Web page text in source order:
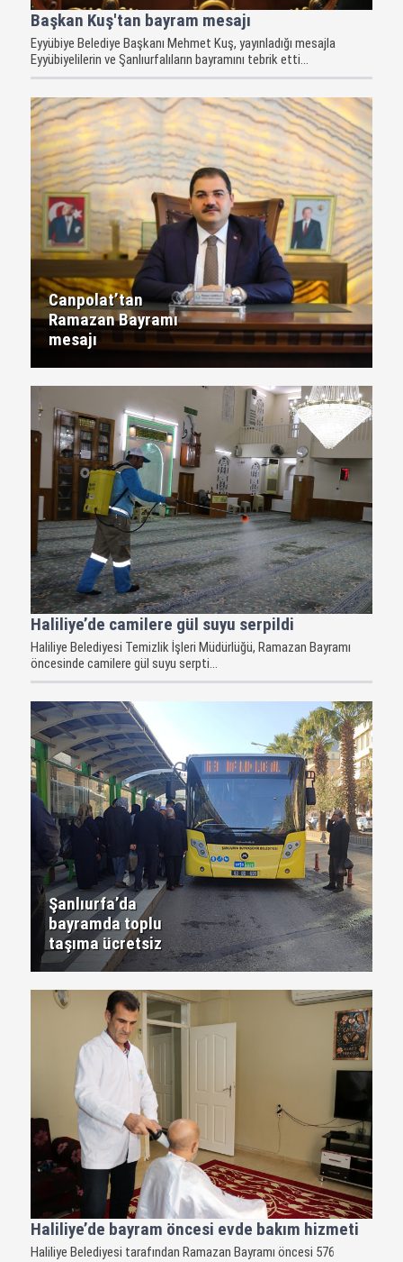
Başkan Kuş'tan bayram mesajı
Eyyübiye Belediye Başkanı Mehmet Kuş, yayınladığı mesajla
Eyyübiyelilerin ve Şanlıurfalıların bayramını tebrik etti...
Canpolat’tan
Ramazan Bayramı
mesajı
Haliliye’de camilere gül suyu serpildi
Haliliye Belediyesi Temizlik İşleri Müdürlüğü, Ramazan Bayramı
öncesinde camilere gül suyu serpti...
Şanlıurfa’da
bayramda toplu
taşıma ücretsiz
Haliliye’de bayram öncesi evde bakım hizmeti
Haliliye Belediyesi tarafından Ramazan Bayramı öncesi 576